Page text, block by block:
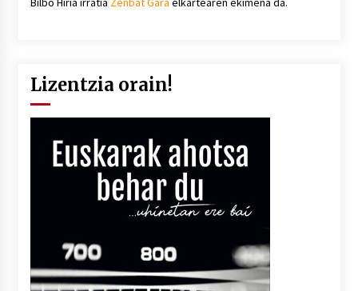
Lizentzia orain!